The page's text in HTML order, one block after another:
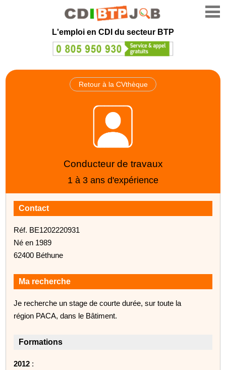
L'emploi en CDI du secteur BTP
Retour à la CVthèque
Conducteur de travaux
1 à 3 ans d'expérience
Contact
Réf. BE1202220931
Né en 1989
62400 Béthune
Ma recherche
Je recherche un stage de courte durée, sur toute la
région PACA, dans le Bâtiment.
Formations
2012 :